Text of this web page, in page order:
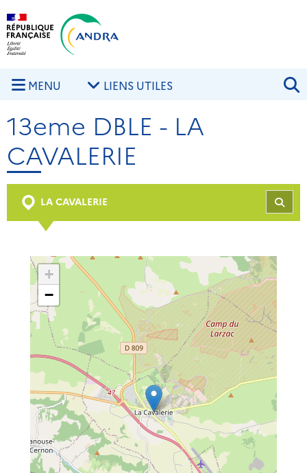
Aller au contenu principal
MENU LIENS UTILES
13eme DBLE - LA
CAVALERIE
LA CAVALERIE
+
−